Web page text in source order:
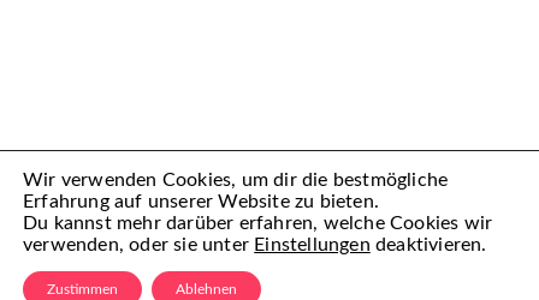
(C) Mamiful 2022 – All Rechte vorbehalten
Wir verwenden Cookies, um dir die bestmögliche
Erfahrung auf unserer Website zu bieten.
Du kannst mehr darüber erfahren, welche Cookies wir
verwenden, oder sie unter Einstellungen deaktivieren.
Zustimmen Ablehnen